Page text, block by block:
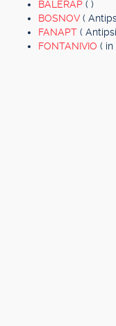
BALERAP ( )
BOSNOV(
FANAPT (
FONTANIVIO ( in